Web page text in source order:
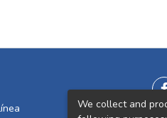
We collect and